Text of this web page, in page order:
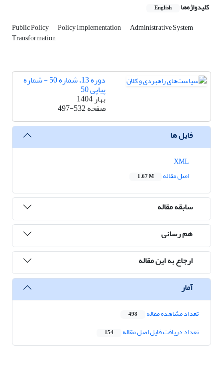
کلیدواژه‌ها English
Public Policy Policy Implementation Administrative System
Transformation
دوره 13، شماره 50 - شماره
پیاپی 50
بهار 1404
صفحه497-532
فایل ها
اصل مقاله
1.67 M
سابقه مقاله
هم رسانی
ارجاع به این مقاله
آمار
تعداد مشاهده مقاله 498
تعداد دریافت فایل اصل مقاله 154